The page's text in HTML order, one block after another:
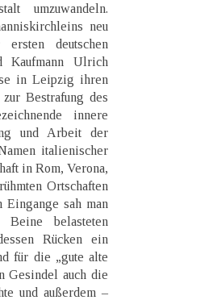
umzuwandeln.
neu
deutschen
Kaufmann Ulrich
in Leipzig ihren
Bestrafung des
innere
und Arbeit der
italienischer
in Rom, Verona,
Ortschaften
Eingange sah man
belasteten
Rücken ein
für die „gute alte
Gesindel auch die
und außerdem –